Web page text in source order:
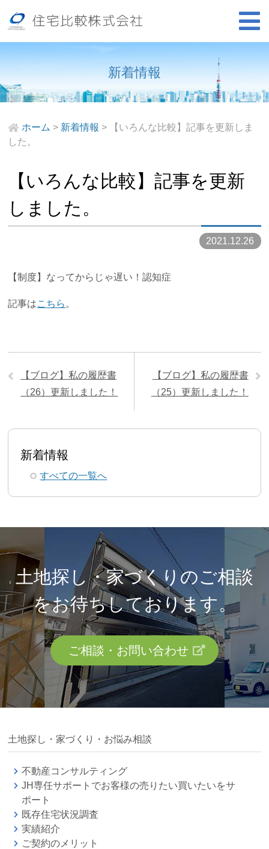
新着情報
ホーム > 新着情報 >
【いろんな比較】記事を更新しま
した。
【いろんな比較】記事を更新
しました。
2021.12.26
【制度】なってからじゃ遅い！認知症
記事はこちら 。
【ブログ】私の履歴書
（26）更新しました！
【ブログ】私の履歴書
（25）更新しました！
新着情報
すべての一覧へ
土地探し・家づくりのご相談
をお待ちしております。
ご相談・お問い合わせ
土地探し・家づくり・お悩み相談
不動産コンサルティング
JH専任サポートでお客様の売りたい買いたいをサ
ポート
既存住宅状況調査
実績紹介
ご契約のメリット